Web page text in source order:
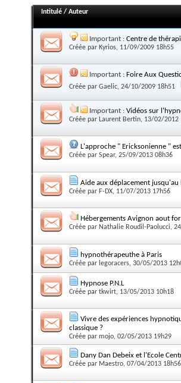
Intitulé / Auteur
Important : Centre de
Créée par Kyrios, 11/09/2009 18h55
Important : Foire Aux
Créée par Gaelic, 24/10/2009 18h51
Important : Vidéos sur
Créée par Laurent Bertin, 13/02/2012
L'approche " Ericksonienne "
Créée par Spear, 25/09/2013 08h36
Aide aux déplacement
Créée par F-DX, 11/07/2013 17h56
Hébergements Avignon aout
Créée par Nathalie Roudil-Paolucci,
hypnothérapeuthe à Paris
Créée par legoracers, 30/05/2013
Hypnose P.N.L
Créée par tkwirt, 13/05/2013 10h18
Vivre des expériences
classique ?
Créée par mojo, 02/05/2013 19h29
Dany Dan Debeix et l'Ecole
Créée par Maestro, 07/04/2013 18h56